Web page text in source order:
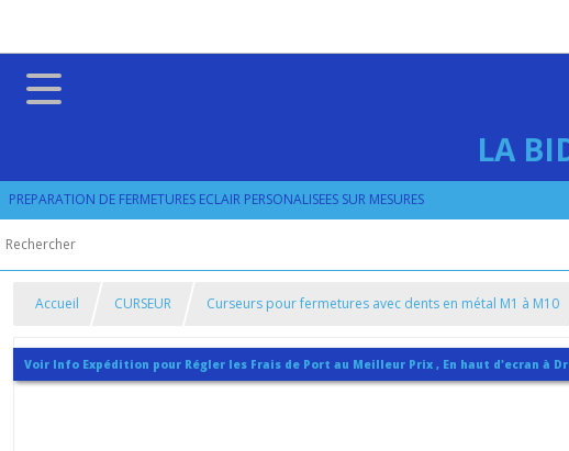
LA
PREPARATION DE FERMETURES ECLAIR PERSONALISEES SUR MESURES
Accueil CURSEUR Curseurs pour fermetures avec dents en métal M1 à M10
Voir Info Expédition pour Régler les Frais de Port au Meilleur Prix , En haut d'ecran à